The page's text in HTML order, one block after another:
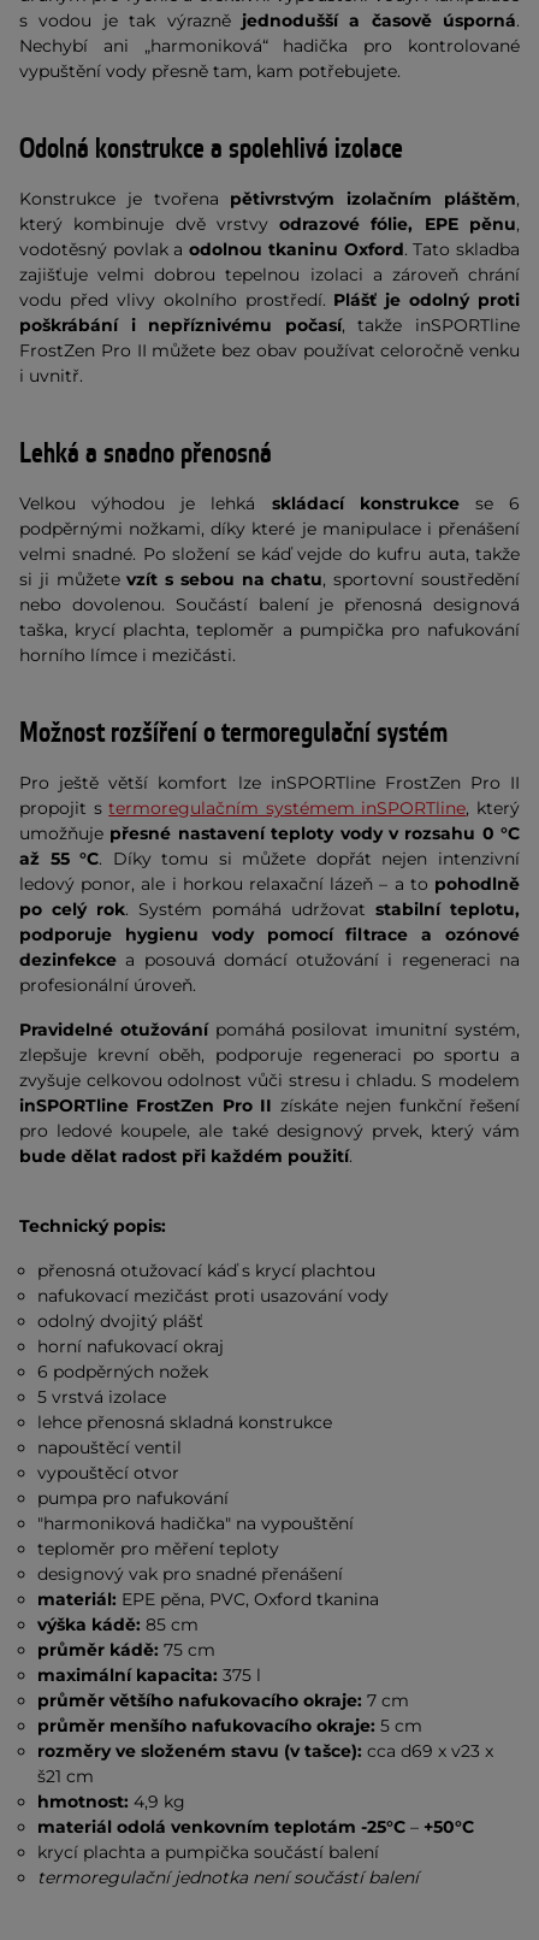
s vodou je tak výrazně jednodušší a časově úsporná.
Nechybí ani „harmoniková“ hadička pro kontrolované
vypuštění vody přesně tam, kam potřebujete.
Odolná konstrukce a spolehlivá izolace
Konstrukce je tvořena pětivrstvým izolačním pláštěm,
který kombinuje dvě vrstvyodrazové fólie, EPE pěnu,
vodotěsný povlak aodolnou tkaninu Oxford. Tato skladba
zajišťuje velmi dobrou tepelnou izolaci a zároveň chrání
vodu před vlivy okolního prostředí. Plášť je odolný proti
poškrábání i nepříznivému počasí, takže inSPORTline
FrostZen Pro II můžete bez obav používat celoročně venku
i uvnitř.
Lehká a snadno přenosná
Velkou výhodou je lehká skládací konstrukce se 6
podpěrnými nožkami, díky které je manipulace i přenášení
velmi snadné. Po složení se káď vejde do kufru auta, takže
si ji můžetevzít s sebou na chatu, sportovní soustředění
nebo dovolenou. Součástí balení je přenosná designová
taška, krycí plachta, teploměr a pumpička pro nafukování
horního límce i mezičásti.
Možnost rozšíření o termoregulační systém
Pro ještě větší komfort lze inSPORTline FrostZen Pro II
propojit stermoregulačním systémem inSPORTline, který
umožňuje přesné nastavení teploty vody v rozsahu 0 °C
až 55 °C. Díky tomu si můžete dopřát nejen intenzivní
ledový ponor, ale i horkou relaxační lázeň – a to pohodlně
po celý rok. Systém pomáhá udržovat stabilní teplotu,
podporuje hygienu vody pomocí filtrace a ozónové
dezinfekce a posouvá domácí otužování i regeneraci na
profesionální úroveň.
Pravidelné otužovánípomáhá posilovat imunitní systém,
zlepšuje krevní oběh, podporuje regeneraci po sportu a
zvyšuje celkovou odolnost vůči stresu i chladu. S modelem
inSPORTline FrostZen Pro II získáte nejen funkční řešení
pro ledové koupele, ale také designový prvek, který vám
bude dělat radost při každém použití.
Technický popis:
přenosná otužovací káď s krycí plachtou
nafukovací mezičást proti usazování vody
odolný dvojitý plášť
horní nafukovací okraj
6 podpěrných nožek
5 vrstvá izolace
lehce přenosná skladná konstrukce
napouštěcí ventil
vypouštěcí otvor
pumpa pro nafukování
"harmoniková hadička" na vypouštění
teploměr pro měření teploty
designový vak pro snadné přenášení
materiál: EPE pěna, PVC, Oxford tkanina
výška kádě: 85 cm
průměr kádě: 75 cm
maximální kapacita:375 l
průměr většího nafukovacího okraje: 7 cm
průměr menšího nafukovacího okraje: 5 cm
rozměry ve složeném stavu (v tašce): cca d69 x v23 x
š21 cm
hmotnost: 4,9 kg
materiál odolá venkovním teplotám -25°C– +50°C
krycí plachta a pumpička součástí balení
termoregulační jednotka není součástí balení